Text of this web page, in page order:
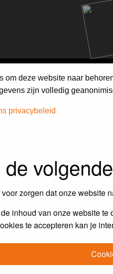
om deze website naar
zijn volledig
privacybeleid
zorgen dat onze website
inhoud van onze website
te accepteren kan je
password to log